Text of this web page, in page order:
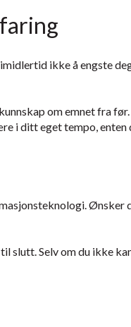
ikke å engste
om emnet fra før.
i ditt eget tempo, enten
Ønsker
slutt. Selv om du ikke